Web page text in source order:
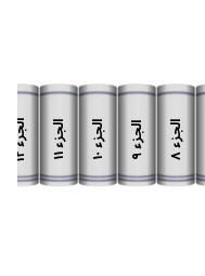
الجزء
٨
الجزء
٩
الجزء
١٠
الجزء
١١
الجزء
١٢